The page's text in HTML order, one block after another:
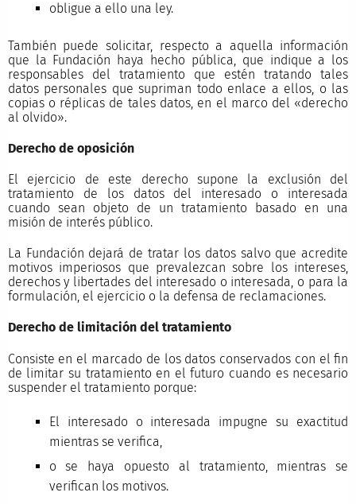
obligue a ello una ley.
También puede solicitar, respecto a aquella información
que la Fundación haya hecho pública, que indique a los
responsables del tratamiento que estén tratando tales
datos personales que supriman todo enlace a ellos, o las
copias o réplicas de tales datos, en el marco del «derecho
al olvido».
Derecho de oposición
El ejercicio de este derecho supone la exclusión del
tratamiento de los datos del interesado o interesada
cuando sean objeto de un tratamiento basado en una
misión de interés público.
La Fundación dejará de tratar los datos salvo que acredite
motivos imperiosos que prevalezcan sobre los intereses,
derechos y libertades del interesado o interesada, o para la
formulación, el ejercicio o la defensa de reclamaciones.
Derecho de limitación del tratamiento
Consiste en el marcado de los datos conservados con el fin
de limitar su tratamiento en el futuro cuando es necesario
suspender el tratamiento porque:
El interesado o interesada impugne su exactitud
mientras se verifica,
o se haya opuesto al tratamiento, mientras se
verifican los motivos.